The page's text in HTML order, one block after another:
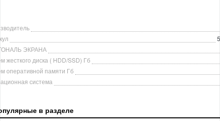
ЭКРАНА
жесткого диска ( HDD/SSD) Гб
оперативной памяти Гб
система
в разделе